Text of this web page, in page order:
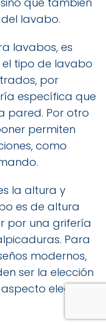
lavabo.
lavabos, es
tipo de lavabo
por
específica que
pared. Por otro
permiten
como
la altura y
es de altura
por una grifería
Para
modernos,
ser la elección
elegante